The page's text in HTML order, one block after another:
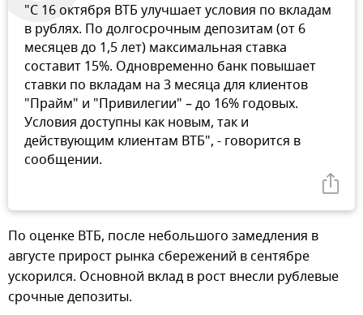
"С 16 октября ВТБ улучшает условия по вкладам
в рублях. По долгосрочным депозитам (от 6
месяцев до 1,5 лет) максимальная ставка
составит 15%. Одновременно банк повышает
ставки по вкладам на 3 месяца для клиентов
"Прайм" и "Привилегии" – до 16% годовых.
Условия доступны как новым, так и
действующим клиентам ВТБ", - говорится в
сообщении.
По оценке ВТБ, после небольшого замедления в
августе прирост рынка сбережений в сентябре
ускорился. Основной вклад в рост внесли рублевые
срочные депозиты.